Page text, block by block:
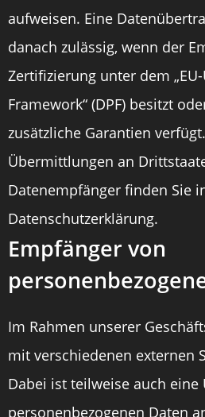
aufweisen. Eine
danach zulässig, wenn der
Zertifizierung unter dem
Framework“ (DPF) besitzt
zusätzliche Garantien
Übermittlungen an
Datenempfänger finden Sie
Datenschutzerklärung.
Empfänger von
Im Rahmen unserer
mit verschiedenen externen
Dabei ist teilweise auch
personenbezogenen Daten